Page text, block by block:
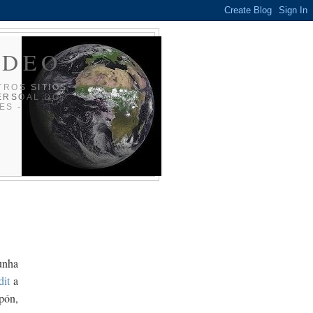
_
SITIOS
DO
-
a